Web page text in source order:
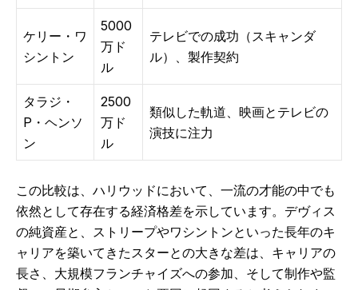
ケリー・ワ
シントン
5000
万ド
ル
テレビでの成功（スキャンダ
ル）、製作契約
タラジ・
P・ヘンソ
ン
2500
万ド
ル
類似した軌道、映画とテレビの
演技に注力
この比較は、ハリウッドにおいて、一流の才能の中でも
依然として存在する経済格差を示しています。デヴィス
の純資産と、ストリープやワシントンといった長年のキ
ャリアを築いてきたスターとの大きな差は、キャリアの
長さ、大規模フランチャイズへの参加、そして制作や監